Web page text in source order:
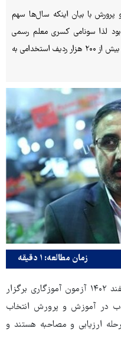
با بیان اینکه سال‌ها سهم
بود لذا سونامی کسری معلم رسمی
اتفاق افتاده بود گفت: در سال ۱۴۰۲-۱۴۰۳ بیش از ۲۰۰ هزار ردیف استخدامی به
زمان مطالعه: ۱ دقیقه
قاسم احمدی لاشکی با بیان اینکه ۱۸ اسفند ۱۴۰۲ آزمون آموزگاری برگزار
برای جذب در آموزش و پرورش انتخاب
ارزیابی و مصاحبه هستند و